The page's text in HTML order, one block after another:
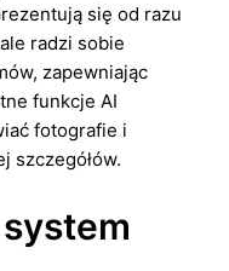
się od razu
radzi sobie
zapewniając
funkcje AI
fotografie i
szczegółów.